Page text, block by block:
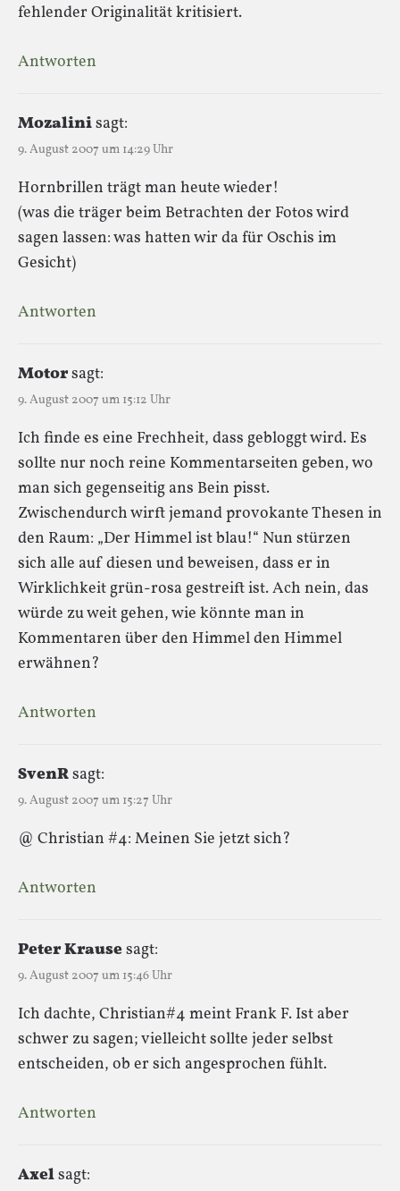
fehlender Originalität kritisiert.
Antworten
Mozalinisagt:
9. August 2007 um 14:29 Uhr
Hornbrillen trägt man heute wieder!
(was die träger beim Betrachten der Fotos wird
sagen lassen: was hatten wir da für Oschis im
Gesicht)
Antworten
Motorsagt:
9. August 2007 um 15:12 Uhr
Ich finde es eine Frechheit, dass gebloggt wird. Es
sollte nur noch reine Kommentarseiten geben, wo
man sich gegenseitig ans Bein pisst.
Zwischendurch wirft jemand provokante Thesen in
den Raum: „Der Himmel ist blau!“ Nun stürzen
sich alle auf diesen und beweisen, dass er in
Wirklichkeit grün-rosa gestreift ist. Ach nein, das
würde zu weit gehen, wie könnte man in
Kommentaren über den Himmel den Himmel
erwähnen?
Antworten
SvenRsagt:
9. August 2007 um 15:27 Uhr
@ Christian #4: Meinen Sie jetzt sich?
Antworten
Peter Krausesagt:
9. August 2007 um 15:46 Uhr
Ich dachte, Christian#4 meint Frank F. Ist aber
schwer zu sagen; vielleicht sollte jeder selbst
entscheiden, ob er sich angesprochen fühlt.
Antworten
Axelsagt: